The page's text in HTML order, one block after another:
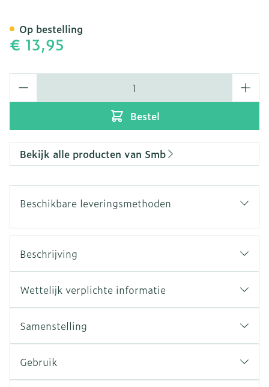
€ 13,95
Bestel
Op bestelling
Bekijk alle producten van Smb
Beschikbare leveringsmethoden
Beschrijving
Wettelijk verplichte informatie
Samenstelling
Gebruik